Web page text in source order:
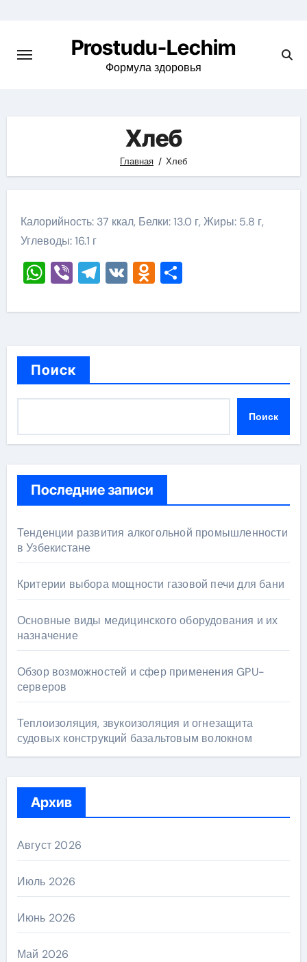
содержимому
Prostudu-Lechim
Формула здоровья
Хлеб
Главная Хлеб
Калорийность: 37 ккал, Белки: 13.0 г, Жиры: 5.8 г,
Углеводы: 16.1 г
WhatsApp
ViberTelegram
VKOdnoklassniki
Отправить
Поиск
Поиск
Последние записи
Тенденции развития алкогольной промышленности
в Узбекистане
Критерии выбора мощности газовой печи для бани
Основные виды медицинского оборудования и их
назначение
Обзор возможностей и сфер применения GPU-
серверов
Теплоизоляция, звукоизоляция и огнезащита
судовых конструкций базальтовым волокном
Архив
Август 2026
Июль 2026
Июнь 2026
Май 2026